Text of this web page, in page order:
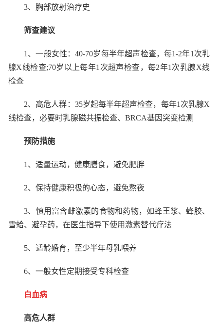
3、胸部放射治疗史
筛查建议
1 、一般女性：40-70岁每半年超声检查，每1-2年1 次乳
腺X线检查;70岁以上每年1 次超声检查，每2年1 次乳腺X线
检查
2、高危人群： 35岁起每半年超声检查，每年1 次乳腺X
线检查，必要时乳腺磁共振检查、 BRCA基因突变检测
预防措施
1 、适量运动，健康膳食，避免肥胖
2、保持健康积极的心态，避免熬夜
3、慎用富含雌激素的食物和药物，如蜂王浆、蜂胶、
雪蛤、避孕药，在医生指导下使用激素替代疗法
5、适龄婚育，至少半年母乳喂养
6、一般女性定期接受专科检查
白血病
高危人群